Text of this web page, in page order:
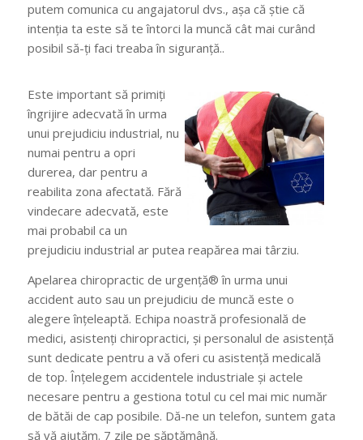
putem comunica cu angajatorul dvs., așa că știe că
intenția ta este să te întorci la muncă cât mai curând
posibil să-ți faci treaba în siguranță..
Este important să primiți
îngrijire adecvată în urma
unui prejudiciu industrial, nu
numai pentru a opri
durerea, dar pentru a
reabilita zona afectată. Fără
vindecare adecvată, este
mai probabil ca un
prejudiciu industrial ar putea reapărea mai târziu.
Apelarea chiropractic de urgență® în urma unui
accident auto sau un prejudiciu de muncă este o
alegere înțeleaptă. Echipa noastră profesională de
medici, asistenți chiropractici, și personalul de asistență
sunt dedicate pentru a vă oferi cu asistență medicală
de top. Înțelegem accidentele industriale și actele
necesare pentru a gestiona totul cu cel mai mic număr
de bătăi de cap posibile. Dă-ne un telefon, suntem gata
să vă ajutăm. 7 zile pe săptămână.